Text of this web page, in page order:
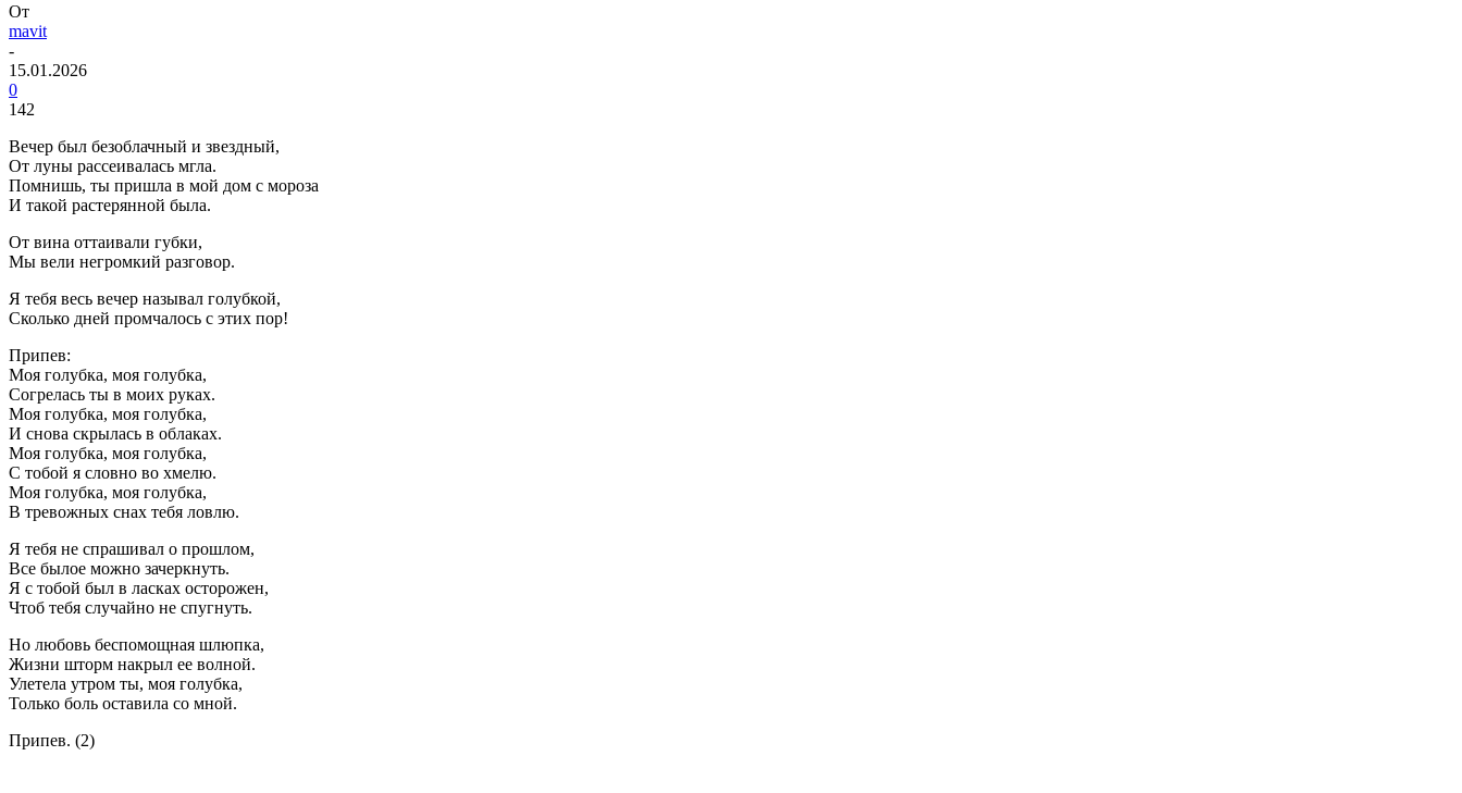
От
mavit
-
15.01.2026
0
142
Вечер был безоблачный и звездный,
От луны рассеивалась мгла.
Помнишь, ты пришла в мой дом с мороза
И такой растерянной была.
От вина оттаивали губки,
Мы вели негромкий разговор.
Я тебя весь вечер называл голубкой,
Сколько дней промчалось с этих пор!
Припев:
Моя голубка, моя голубка,
Согрелась ты в моих руках.
Моя голубка, моя голубка,
И снова скрылась в облаках.
Моя голубка, моя голубка,
С тобой я словно во хмелю.
Моя голубка, моя голубка,
В тревожных снах тебя ловлю.
Я тебя не спрашивал о прошлом,
Все былое можно зачеркнуть.
Я с тобой был в ласках осторожен,
Чтоб тебя случайно не спугнуть.
Но любовь беспомощная шлюпка,
Жизни шторм накрыл ее волной.
Улетела утром ты, моя голубка,
Только боль оставила со мной.
Припев. (2)